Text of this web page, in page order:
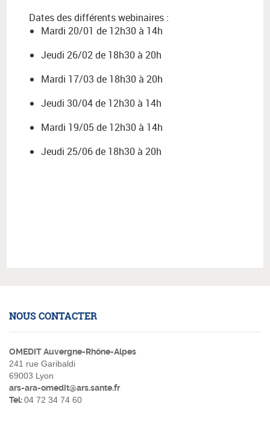
Dates des différents webinaires :
Mardi 20/01 de 12h30 à 14h
Jeudi 26/02 de 18h30 à 20h
Mardi 17/03 de 18h30 à 20h
Jeudi 30/04 de 12h30 à 14h
Mardi 19/05 de 12h30 à 14h
Jeudi 25/06 de 18h30 à 20h
NOUS CONTACTER
OMEDIT Auvergne-Rhône-Alpes
241 rue Garibaldi
69003 Lyon
ars-ara-omedit@ars.sante.fr
Tel:04 72 34 74 60